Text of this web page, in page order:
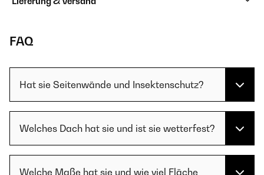
FAQ
Hat sie Seitenwände und Insektenschutz?
Welches Dach hat sie und ist sie wetterfest?
Welche Maße hat sie und wie viel Fläche